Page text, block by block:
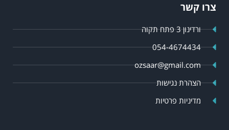
צרו קשר
ורדינון 3 פתח תקוה
054-4674434
ozsaar@gmail.com
הצהרת נגישות
מדיניות פרטיות